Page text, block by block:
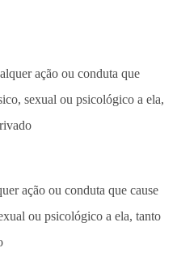
ação ou conduta que cause
ou psicológico a ela, tanto